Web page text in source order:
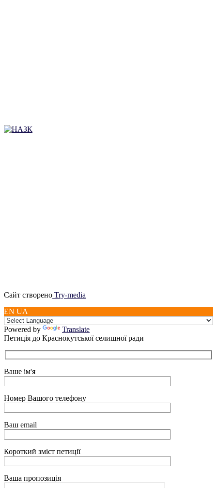
Сайт створено Try-media
EN UA
Powered by
Translate
Петиція до Краснокутської селищної ради
Ваше ім'я
Номер Вашого телефону
Ваш email
Короткий зміст петиції
Ваша пропозиція